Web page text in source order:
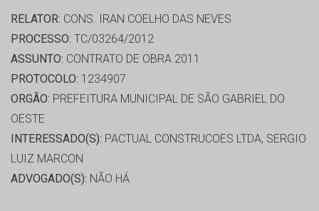
RELATOR: CONS. IRAN COELHO DAS NEVES
PROCESSO: TC/03264/2012
ASSUNTO: CONTRATO DE OBRA 2011
PROTOCOLO: 1234907
ORGÃO: PREFEITURA MUNICIPAL DE SÃO GABRIEL DO
OESTE
INTERESSADO(S): PACTUAL CONSTRUCOES LTDA, SERGIO
LUIZ MARCON
ADVOGADO(S): NÃO HÁ